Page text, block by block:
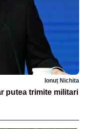
Ionuț Nichita
putea trimite militari